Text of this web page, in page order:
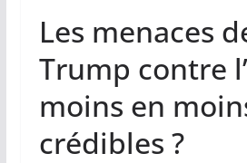
Les menaces
Trump contre
moins en
crédibles ?